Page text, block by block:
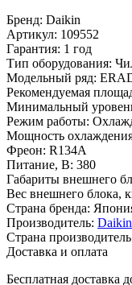
Бренд: Daikin
Артикул: 109552
Гарантия: 1 год
Тип оборудования:
Модельный ряд:
Рекомендуемая
Минимальный
Режим работы:
Мощность
Фреон: R134A
Питание, В: 380
Габариты внешнего
Вес внешнего блока,
Страна бренда:
Производитель: Daikin
Страна производитель
Доставка и оплата
Бесплатная доставка